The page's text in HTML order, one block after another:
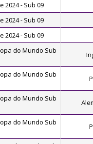
2024 - Sub 09
2024 - Sub 09
2024 - Sub 09
do Mundo Sub
do Mundo Sub
do Mundo Sub
do Mundo Sub